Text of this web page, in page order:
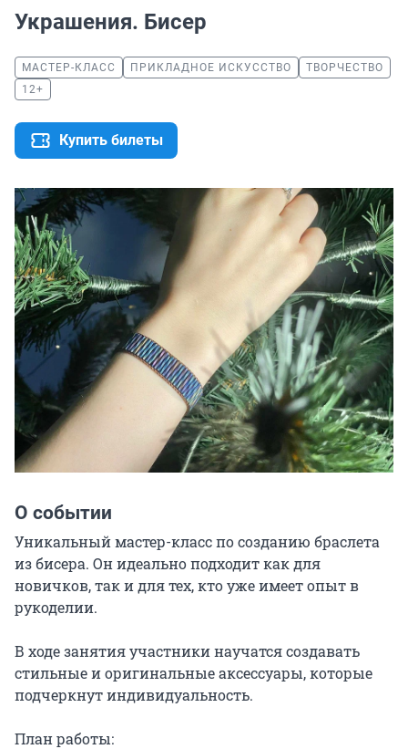
Украшения. Бисер
МАСТЕР-КЛАСС ПРИКЛАДНОЕ ИСКУССТВО
ТВОРЧЕСТВО
12+
Купить билеты
О событии
Уникальный мастер-класс по созданию браслета
из бисера. Он идеально подходит как для
новичков, так и для тех, кто уже имеет опыт в
рукоделии.
В ходе занятия участники научатся создавать
стильные и оригинальные аксессуары, которые
подчеркнут индивидуальность.
План работы: